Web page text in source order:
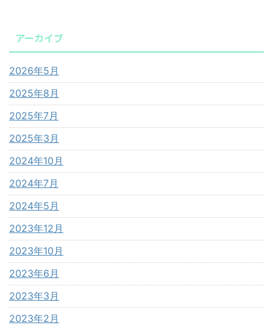
アーカイブ
2026年5月
2025年8月
2025年7月
2025年3月
2024年10月
2024年7月
2024年5月
2023年12月
2023年10月
2023年6月
2023年3月
2023年2月